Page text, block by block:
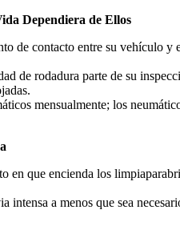
Dependiera de Ellos
de contacto entre su vehículo
de rodadura parte de su
mensualmente; los
en que encienda los
intensa a menos que sea